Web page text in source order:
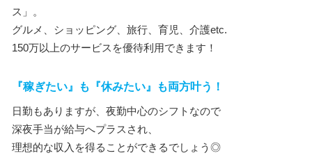
ス」。
グルメ、ショッピング、旅行、育児、介護etc.
150万以上のサービスを優待利用できます！
『稼ぎたい』も『休みたい』も両方叶う！
日勤もありますが、夜勤中心のシフトなので
深夜手当が給与へプラスされ、
理想的な収入を得ることができるでしょう◎